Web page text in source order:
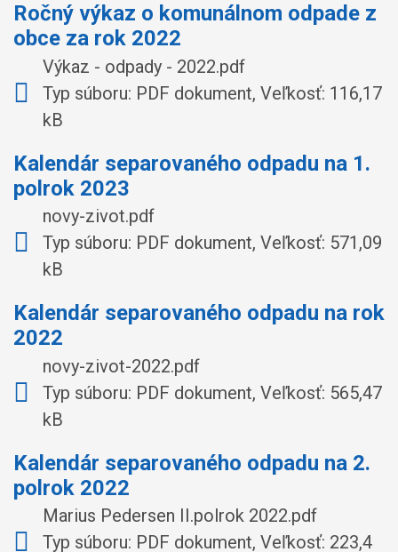
Ročný výkaz o komunálnom odpade z
obce za rok 2022
Výkaz - odpady - 2022.pdf
Typ súboru: PDF dokument, Veľkosť: 116,17
kB
Kalendár separovaného odpadu na 1.
polrok 2023
novy-zivot.pdf
Typ súboru: PDF dokument, Veľkosť: 571,09
kB
Kalendár separovaného odpadu na rok
2022
novy-zivot-2022.pdf
Typ súboru: PDF dokument, Veľkosť: 565,47
kB
Kalendár separovaného odpadu na 2.
polrok 2022
Marius Pedersen II.polrok 2022.pdf
Typ súboru: PDF dokument, Veľkosť: 223,4